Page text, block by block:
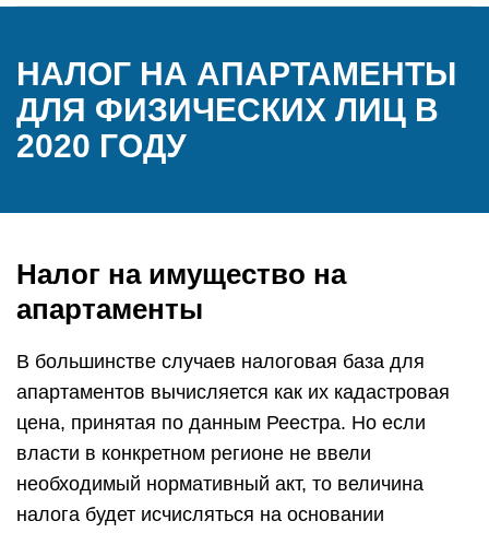
НАЛОГ НА АПАРТАМЕНТЫ
ДЛЯ ФИЗИЧЕСКИХ ЛИЦ В
2020 ГОДУ
Налог на имущество на
апартаменты
В большинстве случаев налоговая база для
апартаментов вычисляется как их кадастровая
цена, принятая по данным Реестра. Но если
власти в конкретном регионе не ввели
необходимый нормативный акт, то величина
налога будет исчисляться на основании